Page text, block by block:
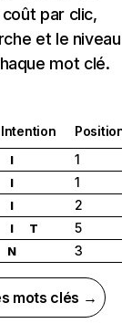
par clic,
et le
mot clé.
Intention
I
1
I
1
I
2
I T
5
N 3
mots clés →